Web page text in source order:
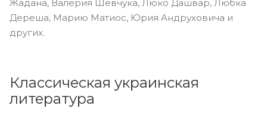
Жадана, Валерия Шевчука, Люко Дашвар, Любка
Дереша, Марию Матиос, Юрия Андруховича и
других.
Классическая украинская
литература